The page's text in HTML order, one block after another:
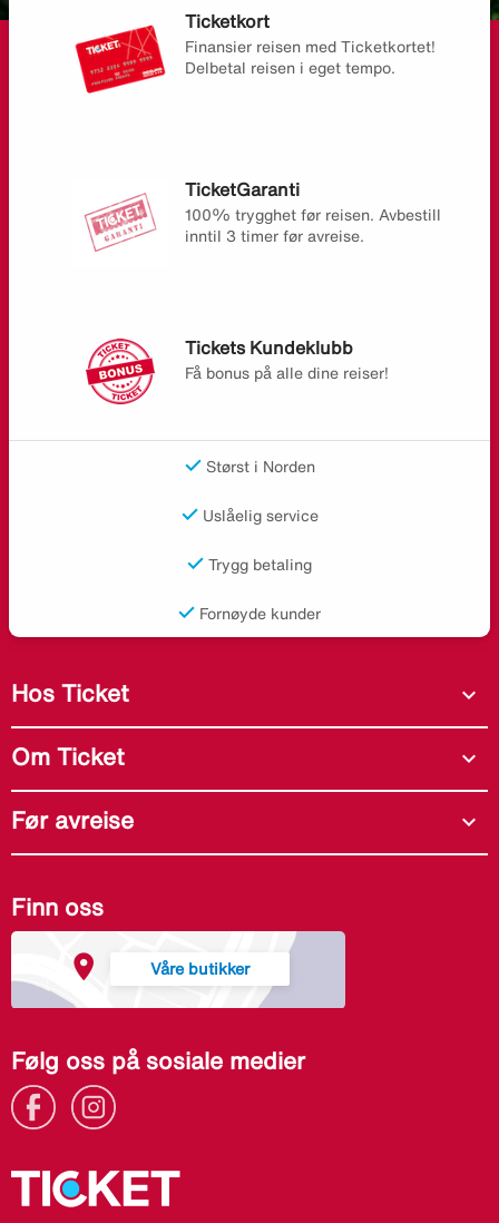
Ticketkort
Finansier reisen med Ticketkortet!
Delbetal reisen i eget tempo.
TicketGaranti
100% trygghet før reisen. Avbestill
inntil 3 timer før avreise.
Tickets Kundeklubb
Få bonus på alle dine reiser!
Størst i Norden
Uslåelig service
Trygg betaling
Fornøyde kunder
Hos Ticket expand_more
Om Ticket expand_more
Før avreise expand_more
Finn oss
Våre butikker
Følg oss på sosiale medier